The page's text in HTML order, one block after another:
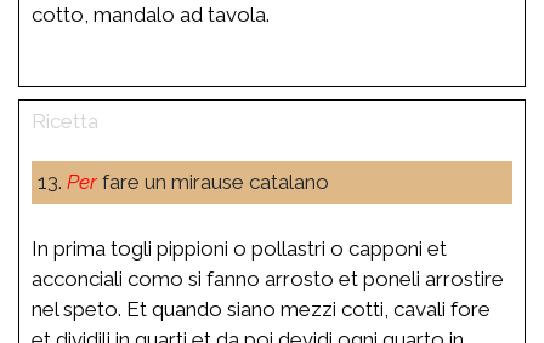
cotto, mandalo ad tavola.
13. Perfare un mirause catalano
In prima togli pippioni o pollastri o capponi et
acconciali como si fanno arrosto et poneli arrostire
nel speto. Et quando siano mezzi cotti, cavali fore